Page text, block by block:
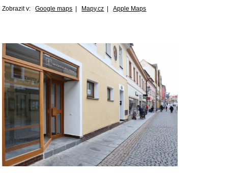
Zobrazit v:Google maps Mapy.cz |Apple Maps